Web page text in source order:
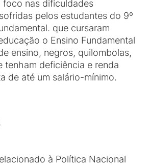
foco nas dificuldades
pelos estudantes do 9º
que cursaram
o Ensino Fundamental
ensino, negros, quilombolas,
tenham deficiência e renda
de até um salário-mínimo.
à Política Nacional